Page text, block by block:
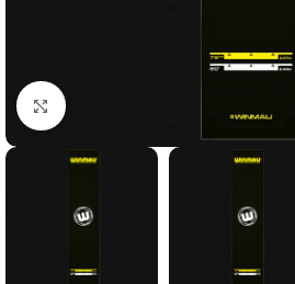
Suurendamiseks klõpsake